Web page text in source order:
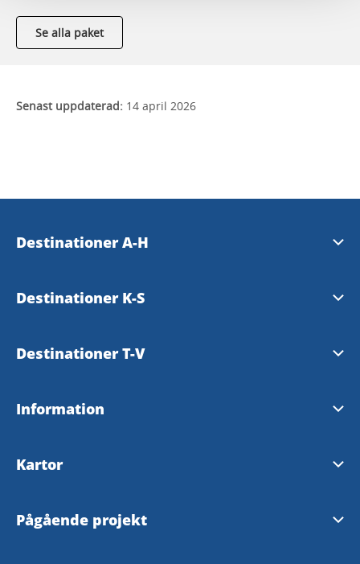
Se alla paket
Senast uppdaterad: 14 april 2026
Destinationer A-H
Essunga
Gullspång
Hjo
Destinationer K-S
Karlsborg
Skara
Skövde
Destinationer T-V
Tibro
Vara
Information
Tillgänglighetsredogörelse
Kartor
Skaraborgskartan
Pågående projekt